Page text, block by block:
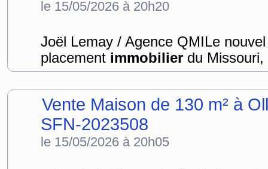
le 15/05/2026 à 20h20
Joël Lemay / Agence QMILe
placement immobilier du
Vente Maison de 130 m² à
SFN-2023508
le 15/05/2026 à 20h05